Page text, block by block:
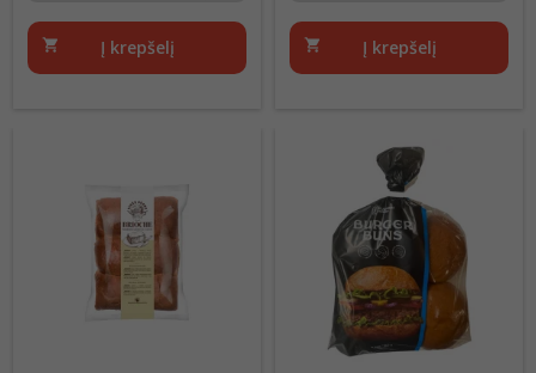
shopping_cart Į krepšelį shopping_cart Į krepšelį